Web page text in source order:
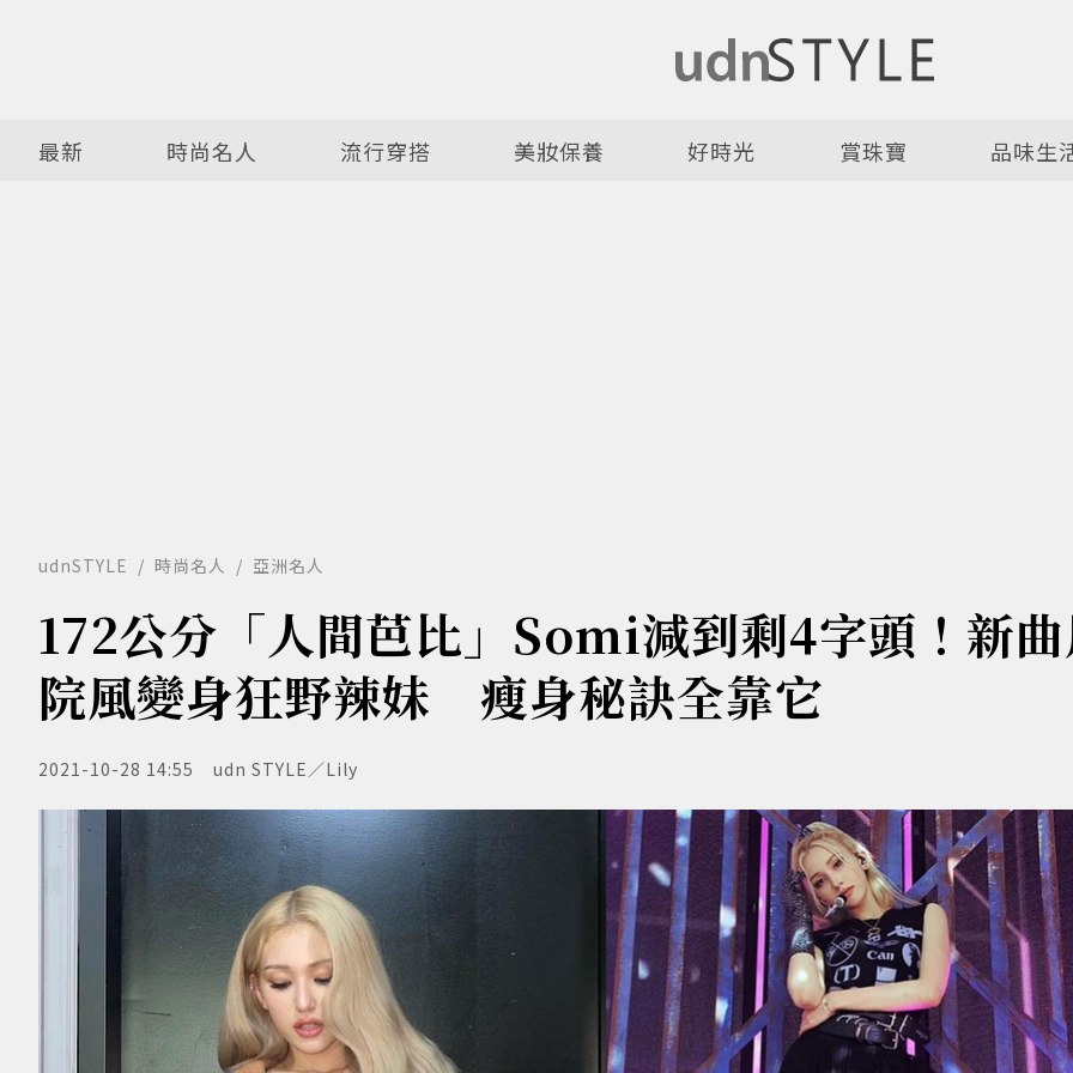
最新 時尚名人 流行穿搭 美妝保養 好時光 賞珠寶 品味生
udnSTYLE 時尚名人 亞洲名人
172公分「人間芭比」Somi減到剩4字頭！新
院風變身狂野辣妹 瘦身秘訣全靠它
2021-10-28 14:55 udn STYLE／Lily